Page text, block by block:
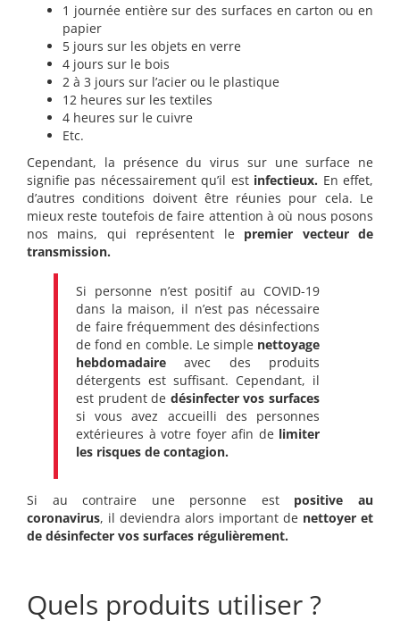
1 journée entière sur des surfaces en carton ou en
papier
5 jours sur les objets en verre
4 jours sur le bois
2 à 3 jours sur l’acier ou le plastique
12 heures sur les textiles
4 heures sur le cuivre
Etc.
Cependant, la présence du virus sur une surface ne
signifie pas nécessairement qu’il est infectieux. En effet,
d’autres conditions doivent être réunies pour cela. Le
mieux reste toutefois de faire attention à où nous posons
nos mains, qui représentent lepremier vecteur de
transmission.
Si personne n’est positif au COVID-19
dans la maison, il n’est pas nécessaire
de faire fréquemment des désinfections
de fond en comble. Le simple nettoyage
hebdomadaireavec des produits
détergents est suffisant. Cependant, il
est prudent de désinfecter vos surfaces
si vous avez accueilli des personnes
extérieures à votre foyer afin delimiter
les risques de contagion.
Si au contraire une personne estpositive au
coronavirus, il deviendra alors important de nettoyer et
de désinfecter vos surfaces régulièrement.
Quels produits utiliser ?